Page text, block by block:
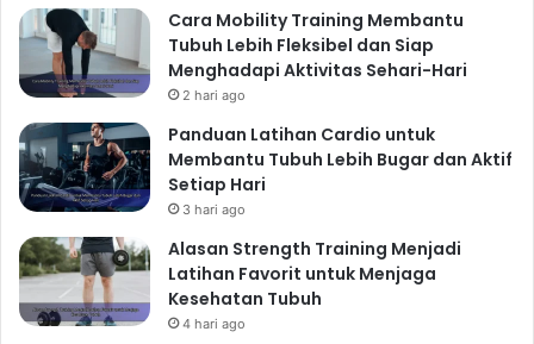
osteoporosis. Kekurangan vitamin D dikaitkan dengan
peningkatan risiko berbagai penyakit, termasuk
depresi dan penyakit autoimun.Bagaimana
mendapatkan vitamin D dari sinar matahari?
Berjemurlah di bawah sinar matahari pagi selama 10-
15 menit setiap hari, tanpa menggunakan tabir surya.
Namun, hindari berjemur di saat matahari sedang terik
Pentingnya Vitamin D:
Meningkatkan kesehatan tulang
Menguatkan sistem imun
Cara Mobility Training Membantu
Tubuh Lebih Fleksibel dan Siap
Menghadapi Aktivitas Sehari-Hari
2 hari ago
Panduan Latihan Cardio untuk
Membantu Tubuh Lebih Bugar dan Aktif
Setiap Hari
3 hari ago
Alasan Strength Training Menjadi
Latihan Favorit untuk Menjaga
Kesehatan Tubuh
4 hari ago